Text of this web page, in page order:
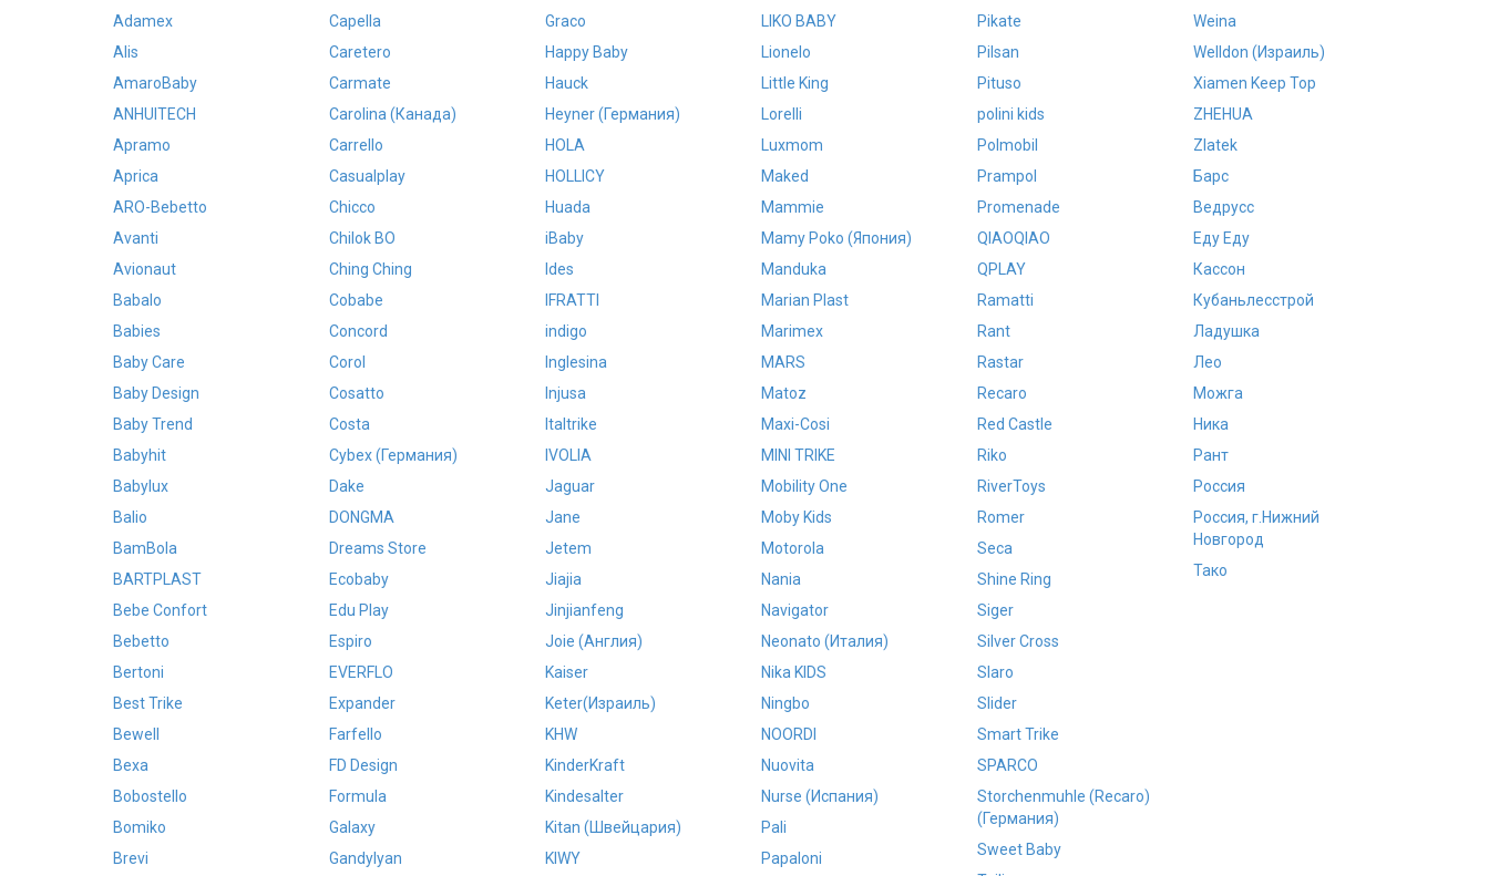
Adamex
Alis
AmaroBaby
ANHUITECH
Apramo
Aprica
ARO-Bebetto
Avanti
Avionaut
Babalo
Babies
Baby Care
Baby Design
Baby Trend
Babyhit
Babylux
Balio
BamBola
BARTPLAST
Bebe Confort
Bebetto
Bertoni
Best Trike
Bewell
Bexa
Bobostello
Bomiko
Brevi
Capella
Caretero
Carmate
Carolina (Канада)
Carrello
Casualplay
Chicco
Chilok BO
Ching Ching
Cobabe
Concord
Corol
Cosatto
Costa
Cybex (Германия)
Dake
DONGMA
Dreams Store
Ecobaby
Edu Play
Espiro
EVERFLO
Expander
Farfello
FD Design
Formula
Galaxy
Gandylyan
Graco
Happy Baby
Hauck
Heyner (Германия)
HOLA
HOLLICY
Huada
iBaby
Ides
IFRATTI
indigo
Inglesina
Injusa
Italtrike
IVOLIA
Jaguar
Jane
Jetem
Jiajia
Jinjianfeng
Joie (Англия)
Kaiser
Keter(Израиль)
KHW
KinderKraft
Kindesalter
Kitan (Швейцария)
KIWY
LIKO BABY
Lionelo
Little King
Lorelli
Luxmom
Maked
Mammie
Mamy Poko (Япония)
Manduka
Marian Plast
Marimex
MARS
Matoz
Maxi-Cosi
MINI TRIKE
Mobility One
Moby Kids
Motorola
Nania
Navigator
Neonato (Италия)
Nika KIDS
Ningbo
NOORDI
Nuovita
Nurse (Испания)
Pali
Papaloni
Pikate
Pilsan
Pituso
polini kids
Polmobil
Prampol
Promenade
QIAOQIAO
QPLAY
Ramatti
Rant
Rastar
Recaro
Red Castle
Riko
RiverToys
Romer
Seca
Shine Ring
Siger
Silver Cross
Slaro
Slider
Smart Trike
SPARCO
Storchenmuhle (Recaro)
(Германия)
Sweet Baby
Weina
Welldon (Израиль)
Xiamen Keep Top
ZHEHUA
Zlatek
Барс
Ведрусс
Еду Еду
Кассон
Кубаньлесстрой
Ладушка
Лео
Можга
Ника
Рант
Россия
Россия, г.Нижний
Новгород
Тако